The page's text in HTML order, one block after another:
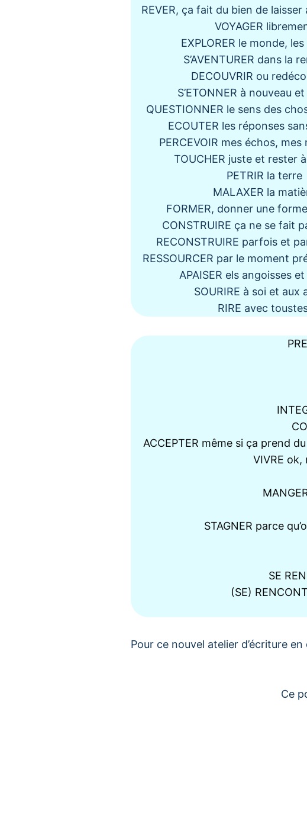
REVER, ça fait du bien de laisser
VOYAGER
EXPLORER le monde,
S’AVENTURER dans la
DECOUVRIR ou
S’ETONNER à nouveau
QUESTIONNER le sens des
ECOUTER les réponses
PERCEVOIR mes échos,
TOUCHER juste et rester
PETRIR la terre
MALAXER la
FORMER, donner une
CONSTRUIRE ça ne se fait
RECONSTRUIRE parfois et
RESSOURCER par le moment
APAISER els angoisses
SOURIRE à soi et aux
RIRE avec
ACCEPTER même si ça prend
VIVRE
STAGNER parce
SE
(SE)
Pour ce nouvel atelier d’écriture
Ce